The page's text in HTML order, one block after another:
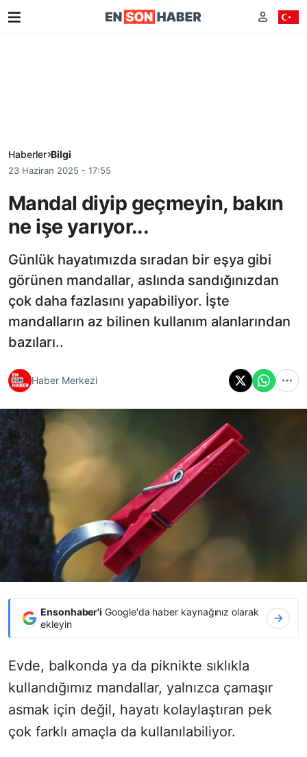
Haberler Bilgi
23 Haziran 2025 - 17:55
Mandal diyip geçmeyin, bakın
ne işe yarıyor...
Günlük hayatımızda sıradan bir eşya gibi
görünen mandallar, aslında sandığınızdan
çok daha fazlasını yapabiliyor. İşte
mandalların az bilinen kullanım alanlarından
bazıları..
Haber Merkezi
Ensonhaber'i Google'da haber kaynağınız olarak
ekleyin
Evde, balkonda ya da piknikte sıklıkla
kullandığımız mandallar, yalnızca çamaşır
asmak için değil, hayatı kolaylaştıran pek
çok farklı amaçla da kullanılabiliyor.